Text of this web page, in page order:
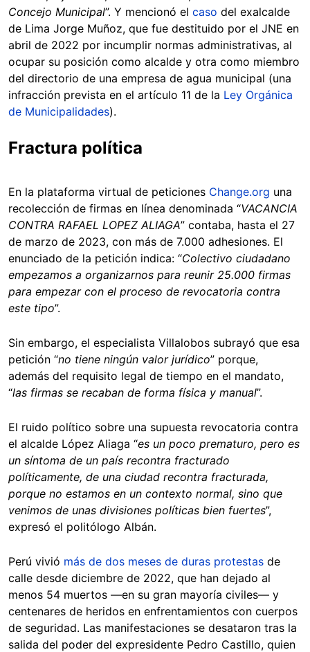
Concejo Municipal”. Y mencionó el caso del exalcalde
de Lima Jorge Muñoz, que fue destituido por el JNE en
abril de 2022 por incumplir normas administrativas, al
ocupar su posición como alcalde y otra como miembro
del directorio de una empresa de agua municipal (una
infracción prevista en el artículo 11 de la Ley Orgánica
de Municipalidades).
Fractura política
En la plataforma virtual de peticiones Change.org una
recolección de firmas en línea denominada “VACANCIA
CONTRA RAFAEL LOPEZ ALIAGA” contaba, hasta el 27
de marzo de 2023, con más de 7.000 adhesiones. El
enunciado de la petición indica: “Colectivo ciudadano
empezamos a organizarnos para reunir 25.000 firmas
para empezar con el proceso de revocatoria contra
este tipo”.
Sin embargo, el especialista Villalobos subrayó que esa
petición “no tiene ningún valor jurídico” porque,
además del requisito legal de tiempo en el mandato,
“las firmas se recaban de forma física y manual”.
El ruido político sobre una supuesta revocatoria contra
el alcalde López Aliaga “es un poco prematuro, pero es
un síntoma de un país recontra fracturado
políticamente, de una ciudad recontra fracturada,
porque no estamos en un contexto normal, sino que
venimos de unas divisiones políticas bien fuertes”,
expresó el politólogo Albán.
Perú vivió más de dos meses de duras protestas de
calle desde diciembre de 2022, que han dejado al
menos 54 muertos —en su gran mayoría civiles— y
centenares de heridos en enfrentamientos con cuerpos
de seguridad. Las manifestaciones se desataron tras la
salida del poder del expresidente Pedro Castillo, quien